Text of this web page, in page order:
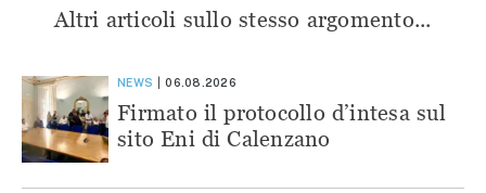
Altri articoli sullo stesso argomento...
NEWS 06.08.2026
Firmato il protocollo d’intesa sul
sito Eni di Calenzano